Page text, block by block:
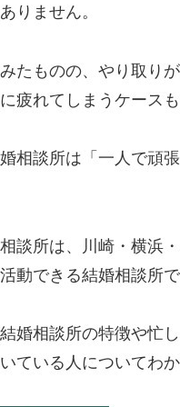
りません。
たものの、やり取り
疲れてしまうケースも
相談所は「一人で頑
談所は、川崎・横浜
動できる結婚相談所で
婚相談所の特徴や忙
ている人についてわ